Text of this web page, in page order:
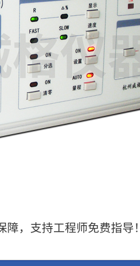
，支持工程师免费指导！